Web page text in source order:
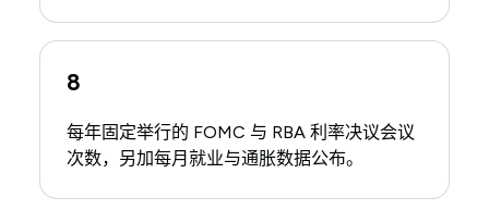
8
每年固定举行的 FOMC 与 RBA 利率决议会议
次数，另加每月就业与通胀数据公布。